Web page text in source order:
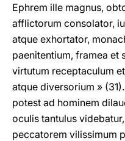
Ephrem ille magnus,
afflictorum consolator,
atque exhortator,
paenitentium, framea et
virtutum receptaculum
atque diversorium »
potest ad hominem
oculis tantulus
peccatorem vilissimum